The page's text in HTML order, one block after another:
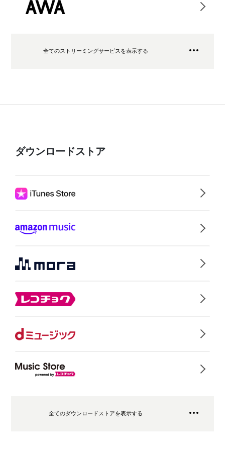
全てのストリーミングサービスを表示する
ダウンロードストア
全てのダウンロードストアを表示する